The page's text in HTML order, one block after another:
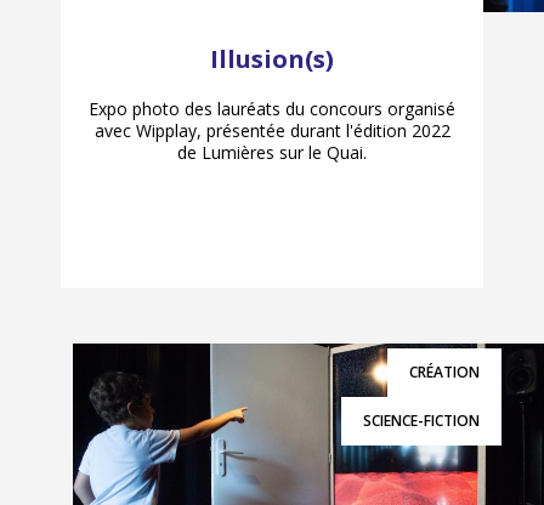
Illusion(s)
Expo photo des lauréats du concours organisé
avec Wipplay, présentée durant l'édition 2022
de Lumières sur le Quai.
CRÉATION
SCIENCE-FICTION